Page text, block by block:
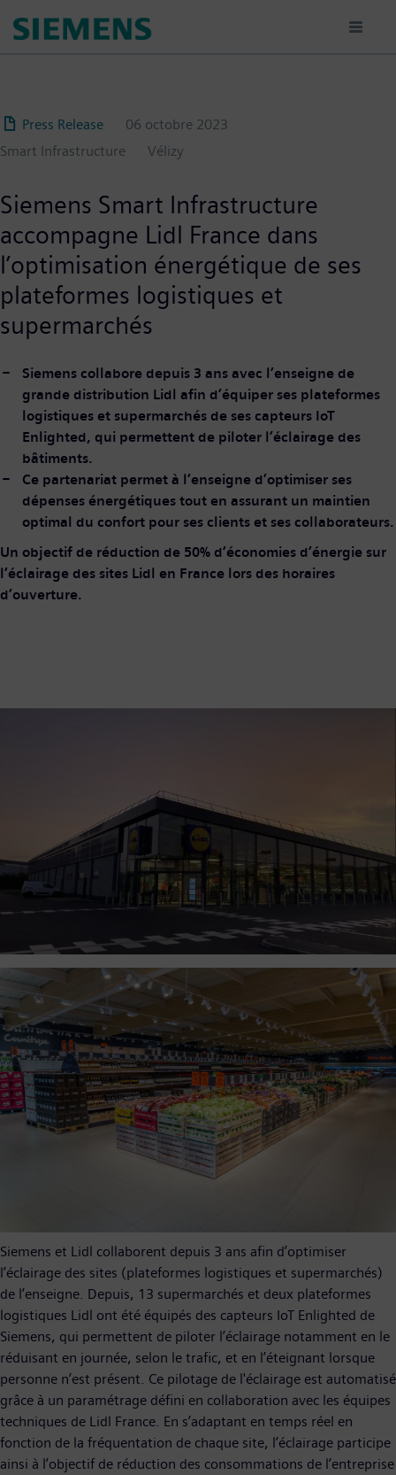
au
Press Release
06 octobre 2023
Smart Infrastructure
Vélizy
Siemens Smart Infrastructure
accompagne Lidl France dans
l’optimisation énergétique de ses
plateformes logistiques et
supermarchés
Siemens collabore depuis 3 ans avec l’enseigne de
grande distribution Lidl afin d’équiper ses plateformes
logistiques et supermarchés de ses capteurs IoT
Enlighted, qui permettent de piloter l’éclairage des
bâtiments.
Ce partenariat permet à l’enseigne d’optimiser ses
dépenses énergétiques tout en assurant un maintien
optimal du confort pour ses clients et ses collaborateurs.
Un objectif de réduction de 50% d’économies d’énergie sur
l’éclairage des sites Lidl en France lors des horaires
d’ouverture.
Siemens et Lidl collaborent depuis 3 ans afin d’optimiser
l’éclairage des sites (plateformes logistiques et supermarchés)
de l’enseigne. Depuis, 13 supermarchés et deux plateformes
logistiques Lidl ont été équipés des capteurs IoT Enlighted de
Siemens, qui permettent de piloter l’éclairage notamment en le
réduisant en journée, selon le trafic, et en l’éteignant lorsque
personne n’est présent. Ce pilotage de l'éclairage est automatisé
grâce à un paramétrage défini en collaboration avec les équipes
techniques de Lidl France. En s’adaptant en temps réel en
fonction de la fréquentation de chaque site, l’éclairage participe
ainsi à l’objectif de réduction des consommations de l’entreprise